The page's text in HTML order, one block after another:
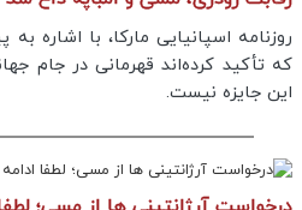
روزنامه اسپانیایی مارکا، با اشاره
این جایزه نیست.